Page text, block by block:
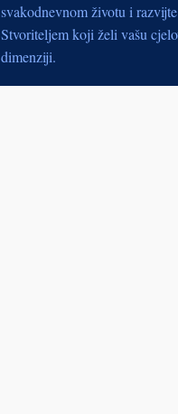
svakodnevnom životu i
Stvoriteljem koji želi vašu
dimenziji.